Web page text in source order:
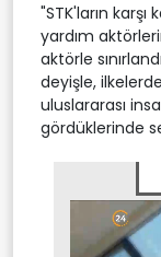
"STK'ların
yardım
aktörle
deyişle,
uluslararası
gördüklerinde